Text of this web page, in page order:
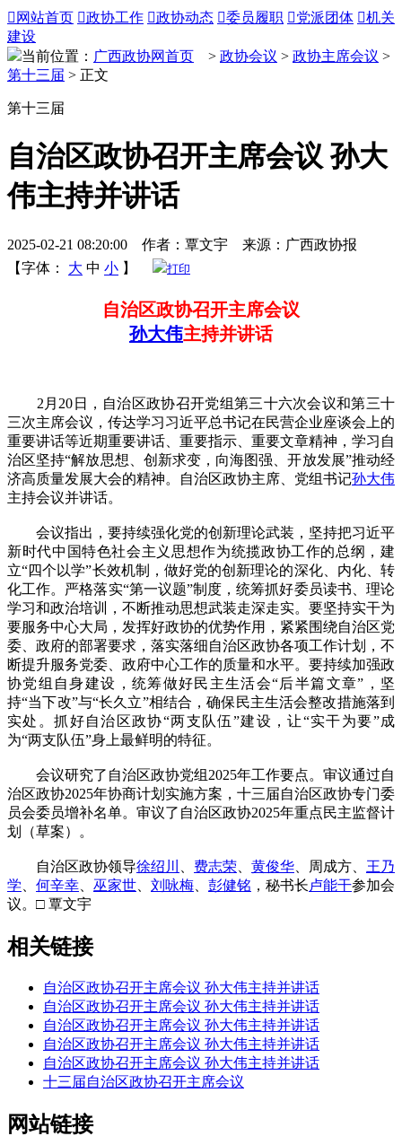
 网站首页 政协工作 政协动态 委员履职 党派团体 机关
建设
当前位置： 广西政协网首页 > 政协会议 > 政协主席会议 >
第十三届 > 正文
第十三届
自治区政协召开主席会议 孙大
伟主持并讲话
2025-02-21 08:20:00 作者：覃文宇 来源：广西政协报
【字体：
大 中 小 】 打印
自治区政协召开主席会议
孙大伟主持并讲话
2月20日，自治区政协召开党组第三十六次会议和第三十
三次主席会议，传达学习习近平总书记在民营企业座谈会上的
重要讲话等近期重要讲话、重要指示、重要文章精神，学习自
治区坚持“解放思想、创新求变，向海图强、开放发展”推动经
济高质量发展大会的精神。自治区政协主席、党组书记孙大伟
主持会议并讲话。
会议指出，要持续强化党的创新理论武装，坚持把习近平
新时代中国特色社会主义思想作为统揽政协工作的总纲，建
立“四个以学”长效机制，做好党的创新理论的深化、内化、转
化工作。严格落实“第一议题”制度，统筹抓好委员读书、理论
学习和政治培训，不断推动思想武装走深走实。要坚持实干为
要服务中心大局，发挥好政协的优势作用，紧紧围绕自治区党
委、政府的部署要求，落实落细自治区政协各项工作计划，不
断提升服务党委、政府中心工作的质量和水平。要持续加强政
协党组自身建设，统筹做好民主生活会“后半篇文章”，坚
持“当下改”与“长久立”相结合，确保民主生活会整改措施落到
实处。抓好自治区政协“两支队伍”建设，让“实干为要”成
为“两支队伍”身上最鲜明的特征。
会议研究了自治区政协党组2025年工作要点。审议通过自
治区政协2025年协商计划实施方案，十三届自治区政协专门委
员会委员增补名单。审议了自治区政协2025年重点民主监督计
划（草案）。
自治区政协领导徐绍川 费志荣 黄俊华 、周成方、 王乃
学
何辛幸 巫家世 刘咏梅 彭健铭 ，秘书长卢能干参加会
议。□ 覃文宇
相关链接
自治区政协召开主席会议 孙大伟主持并讲话
自治区政协召开主席会议 孙大伟主持并讲话
自治区政协召开主席会议 孙大伟主持并讲话
自治区政协召开主席会议 孙大伟主持并讲话
自治区政协召开主席会议 孙大伟主持并讲话
十三届自治区政协召开主席会议
网站链接